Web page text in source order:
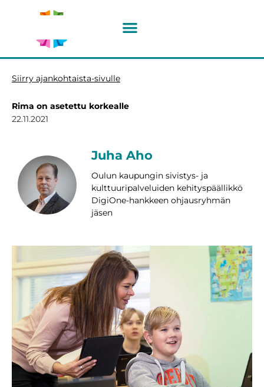
Siirry ajankohtaista-sivulle
Rima on asetettu korkealle
22.11.2021
Juha Aho
Oulun kaupungin sivistys- ja
kulttuuripalveluiden kehityspäällikkö
DigiOne-hankkeen ohjausryhmän
jäsen